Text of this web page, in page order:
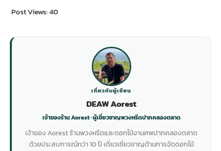
Post Views:40
เกี่ยวกับผู้เขียน
DEAW Aorest
เจ้าของร้าน Aorest · ผู้เชี่ยวชาญพวงหรีดปากคลองตลาด
เจ้าของ Aorest ร้านพวงหรีดและดอกไม้งานศพปากคลองตลาด
ด้วยประสบการณ์กว่า 10 ปี เดี่ยวเชี่ยวชาญด้านการจัดดอกไม้